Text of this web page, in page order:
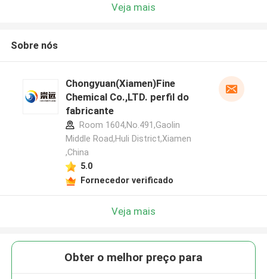
Veja mais
Sobre nós
Chongyuan(Xiamen)Fine
Chemical Co.,LTD. perfil do
fabricante
Room 1604,No.491,Gaolin
Middle Road,Huli District,Xiamen
,China
5.0
Fornecedor verificado
Veja mais
Obter o melhor preço para